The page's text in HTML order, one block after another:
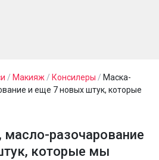
/ Макияж / Консилеры / Маска-
и еще 7 новых штук, которые
разочарование
которые мы